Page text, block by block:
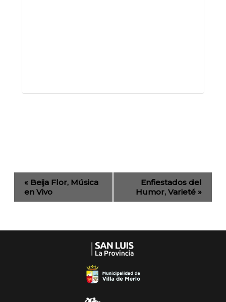
Evento
de
Navegación
« Beija Flor, Música
en Vivo
Enfiestados del
Humor, Varieté »